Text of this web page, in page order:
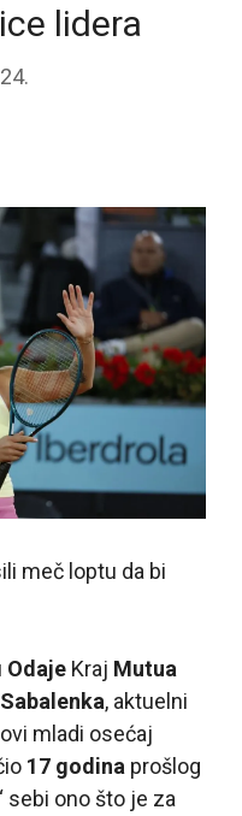
lidera
meč loptu da bi
Odaje Kraj Mutua
Sabalenka, aktuelni
mladi osećaj
17 godina prošlog
sebi ono što je za